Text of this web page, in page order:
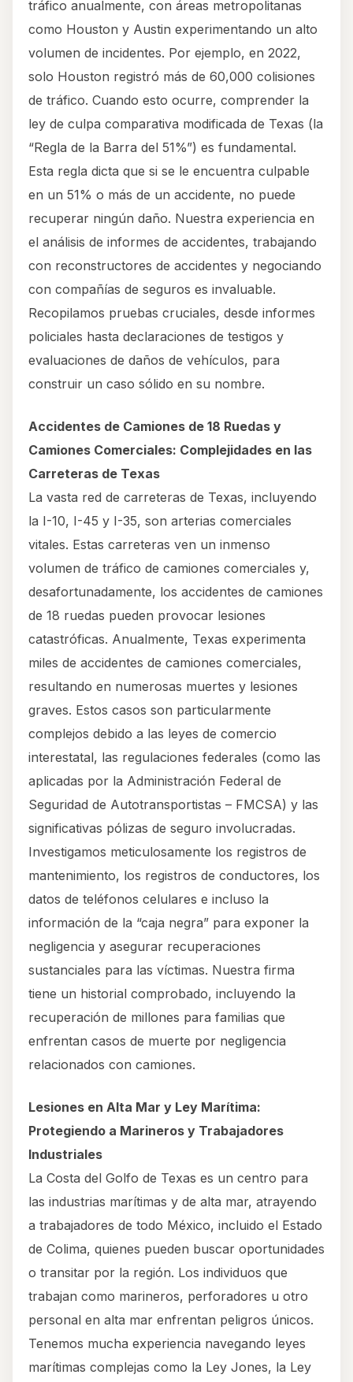
tráfico anualmente, con áreas metropolitanas
como Houston y Austin experimentando un alto
volumen de incidentes. Por ejemplo, en 2022,
solo Houston registró más de 60,000 colisiones
de tráfico. Cuando esto ocurre, comprender la
ley de culpa comparativa modificada de Texas (la
“Regla de la Barra del 51%”) es fundamental.
Esta regla dicta que si se le encuentra culpable
en un 51% o más de un accidente, no puede
recuperar ningún daño. Nuestra experiencia en
el análisis de informes de accidentes, trabajando
con reconstructores de accidentes y negociando
con compañías de seguros es invaluable.
Recopilamos pruebas cruciales, desde informes
policiales hasta declaraciones de testigos y
evaluaciones de daños de vehículos, para
construir un caso sólido en su nombre.
Accidentes de Camiones de 18 Ruedas y
Camiones Comerciales: Complejidades en las
Carreteras de Texas
La vasta red de carreteras de Texas, incluyendo
la I-10, I-45 y I-35, son arterias comerciales
vitales. Estas carreteras ven un inmenso
volumen de tráfico de camiones comerciales y,
desafortunadamente, los accidentes de camiones
de 18 ruedas pueden provocar lesiones
catastróficas. Anualmente, Texas experimenta
miles de accidentes de camiones comerciales,
resultando en numerosas muertes y lesiones
graves. Estos casos son particularmente
complejos debido a las leyes de comercio
interestatal, las regulaciones federales (como las
aplicadas por la Administración Federal de
Seguridad de Autotransportistas – FMCSA) y las
significativas pólizas de seguro involucradas.
Investigamos meticulosamente los registros de
mantenimiento, los registros de conductores, los
datos de teléfonos celulares e incluso la
información de la “caja negra” para exponer la
negligencia y asegurar recuperaciones
sustanciales para las víctimas. Nuestra firma
tiene un historial comprobado, incluyendo la
recuperación de millones para familias que
enfrentan casos de muerte por negligencia
relacionados con camiones.
Lesiones en Alta Mar y Ley Marítima:
Protegiendo a Marineros y Trabajadores
Industriales
La Costa del Golfo de Texas es un centro para
las industrias marítimas y de alta mar, atrayendo
a trabajadores de todo México, incluido el Estado
de Colima, quienes pueden buscar oportunidades
o transitar por la región. Los individuos que
trabajan como marineros, perforadores u otro
personal en alta mar enfrentan peligros únicos.
Tenemos mucha experiencia navegando leyes
marítimas complejas como la Ley Jones, la Ley